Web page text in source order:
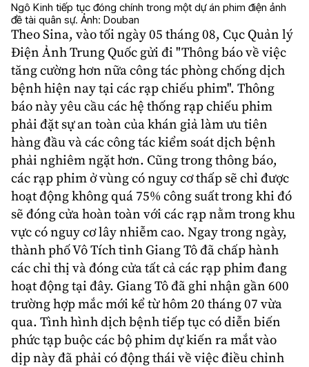
Ngô Kinh tiếp tục đóng chính trong một dự án phim điện ảnh
đề tài quân sự. Ảnh: Douban
Theo Sina, vào tối ngày 05 tháng 08, Cục Quản lý
Điện Ảnh Trung Quốc gửi đi "Thông báo về việc
tăng cường hơn nữa công tác phòng chống dịch
bệnh hiện nay tại các rạp chiếu phim". Thông
báo này yêu cầu các hệ thống rạp chiếu phim
phải đặt sự an toàn của khán giả làm ưu tiên
hàng đầu và các công tác kiểm soátdịch bệnh
phải nghiêm ngặt hơn. Cũng trong thông báo,
các rạp phim ở vùng có nguy cơ thấp sẽ chỉ được
hoạt động không quá 75% công suất trong khi đó
sẽ đóng cửa hoàn toàn với các rạp nằm trong khu
vực có nguy cơ lây nhiễm cao. Ngay trong ngày,
thành phố Vô Tích tỉnh Giang Tô đã chấp hành
các chỉ thị và đóng cửa tất cả các rạp phim đang
hoạt động tại đây. Giang Tô đã ghi nhận gần 600
trường hợp mắc mới kể từ hôm 20 tháng 07 vừa
qua. Tình hình dịch bệnh tiếp tục có diễn biến
phức tạp buộc các bộ phim dự kiến ra mắt vào
dịp này đã phải có động thái về việc điều chỉnh